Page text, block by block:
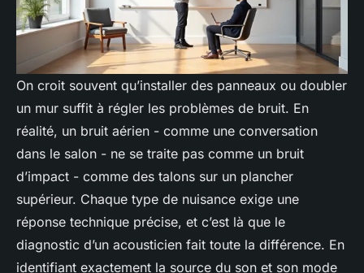
On croit souvent qu’installer des panneaux ou doubler
un mur suffit à régler les problèmes de bruit. En
réalité, un bruit aérien - comme une conversation
dans le salon - ne se traite pas comme un bruit
d’impact - comme des talons sur un plancher
supérieur. Chaque type de nuisance exige une
réponse technique précise, et c’est là que le
diagnostic d’un acousticien fait toute la différence. En
identifiant exactement la source du son et son mode